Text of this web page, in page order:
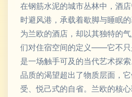
在钢筋水泥的城市丛林中，酒
时避风港，承载着歇脚与睡眠
为兰欧的酒店，却以其独特的
们对住宿空间的定义——它不只
是一场触手可及的当代艺术探
品质的渴望超出了物质层面，
受、悦己式的自省。兰欧的核